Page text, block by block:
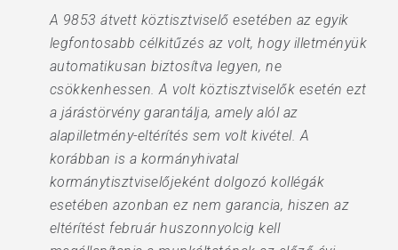
A 9853 átvett köztisztviselő esetében az egyik
legfontosabb célkitűzés az volt, hogy illetményük
automatikusan biztosítva legyen, ne
csökkenhessen. A volt köztisztviselők esetén ezt
a járástörvény garantálja, amely alól az
alapilletmény-eltérítés sem volt kivétel. A
korábban is a kormányhivatal
kormánytisztviselőjeként dolgozó kollégák
esetében azonban ez nem garancia, hiszen az
eltérítést február huszonnyolcig kell